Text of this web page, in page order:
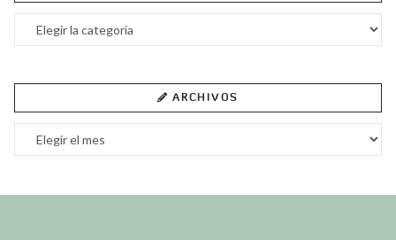
Categorías
ARCHIVOS
Archivos